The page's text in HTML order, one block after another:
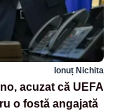
Ionuț Nichita
acuzat că UEFA
o fostă angajată